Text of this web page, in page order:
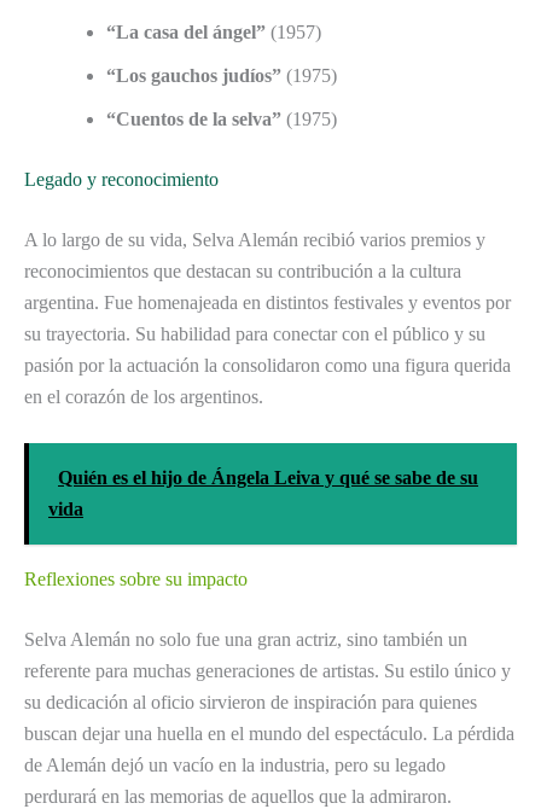
“La casa del ángel” (1957)
“Los gauchos judíos” (1975)
“Cuentos de la selva” (1975)
Legado y reconocimiento
A lo largo de su vida, Selva Alemán recibió varios premios y
reconocimientos que destacan su contribución a la cultura
argentina. Fue homenajeada en distintos festivales y eventos por
su trayectoria. Su habilidad para conectar con el público y su
pasión por la actuación la consolidaron como una figura querida
en el corazón de los argentinos.
Quién es el hijo de Ángela Leiva y qué se sabe de su
vida
Reflexiones sobre su impacto
Selva Alemán no solo fue una gran actriz, sino también un
referente para muchas generaciones de artistas. Su estilo único y
su dedicación al oficio sirvieron de inspiración para quienes
buscan dejar una huella en el mundo del espectáculo. La pérdida
de Alemán dejó un vacío en la industria, pero su legado
perdurará en las memorias de aquellos que la admiraron.